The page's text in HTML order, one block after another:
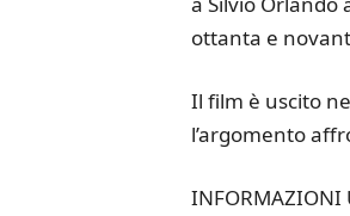
ottanta e
Il film è uscito
l’argomento
INFORMAZIONI